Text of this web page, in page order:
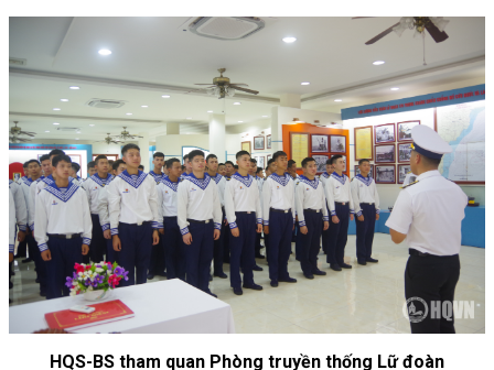
HQS-BS tham quan Phòng truyền thống Lữ đoàn